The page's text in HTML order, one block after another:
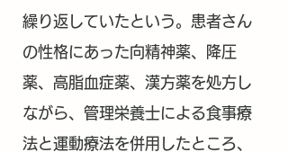
繰り返していたという。患者さん
の性格にあった向精神薬、降圧
薬、高脂血症薬、漢方薬を処方し
ながら、管理栄養士による食事療
法と運動療法を併用したところ、